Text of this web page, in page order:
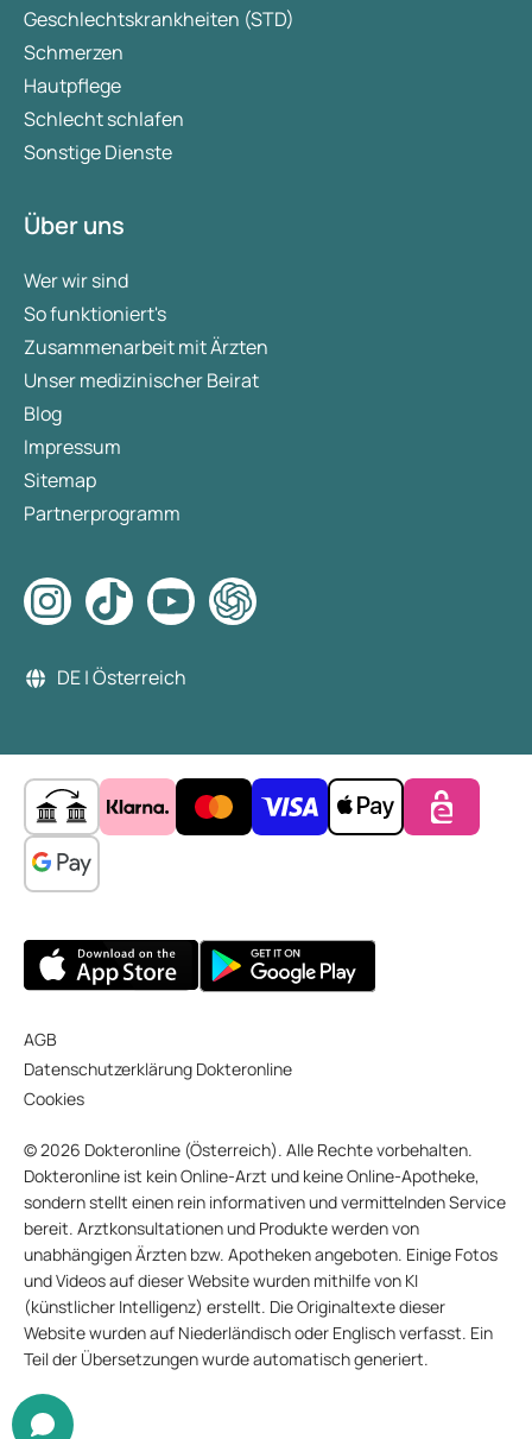
Geschlechtskrankheiten (STD)
Schmerzen
Hautpflege
Schlecht schlafen
Sonstige Dienste
Über uns
Wer wir sind
So funktioniert's
Zusammenarbeit mit Ärzten
Unser medizinischer Beirat
Blog
Impressum
Sitemap
Partnerprogramm
DE | Österreich
AGB
Datenschutzerklärung Dokteronline
Cookies
© 2026 Dokteronline (Österreich). Alle Rechte vorbehalten.
Dokteronline ist kein Online-Arzt und keine Online-Apotheke,
sondern stellt einen rein informativen und vermittelnden Service
bereit. Arztkonsultationen und Produkte werden von
unabhängigen Ärzten bzw. Apotheken angeboten. Einige Fotos
und Videos auf dieser Website wurden mithilfe von KI
(künstlicher Intelligenz) erstellt. Die Originaltexte dieser
Website wurden auf Niederländisch oder Englisch verfasst. Ein
Teil der Übersetzungen wurde automatisch generiert.